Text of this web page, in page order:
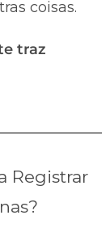
coisas.
traz
Registrar